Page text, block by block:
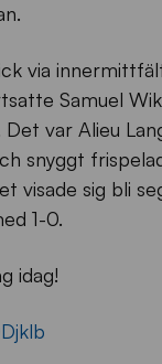
via
Samuel
var Alieu
snyggt
visade sig bli
1-0.
idag!